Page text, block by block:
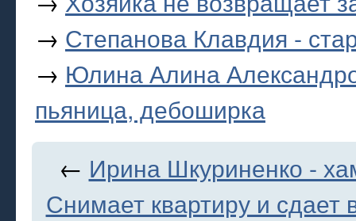
→ Степанова Клавдия -
→ Юлина Алина
пьяница, дебоширка
← Ирина Шкуриненко -
Снимает квартиру и сдает